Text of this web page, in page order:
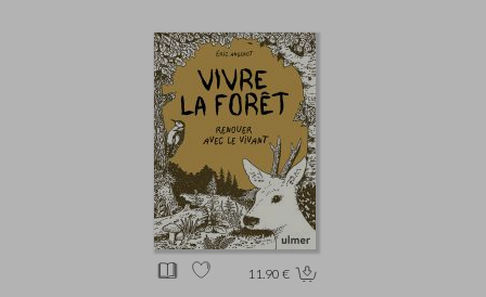
11.90 €